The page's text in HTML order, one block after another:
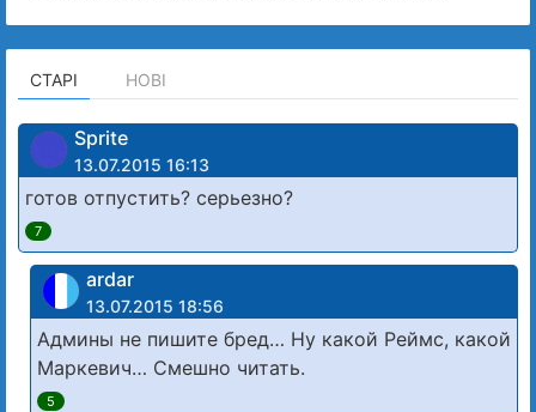
СТАРІ НОВІ
Sprite
13.07.2015 16:13
готов отпустить? серьезно?
7
ardar
13.07.2015 18:56
Админы не пишите бред… Ну какой Реймс, какой
Маркевич… Смешно читать.
5